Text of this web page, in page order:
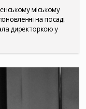
міському
на посаді.
директоркою у